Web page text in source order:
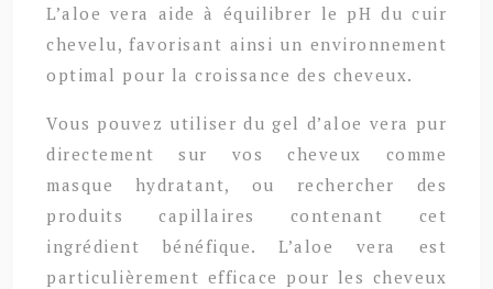
L’aloe vera aide à équilibrer le pH du cuir
chevelu, favorisant ainsi un environnement
optimal pour la croissance des cheveux.
Vous pouvez utiliser du gel d’aloe vera pur
directement sur vos cheveux comme
masque hydratant, ou rechercher des
produits capillaires contenant cet
ingrédient bénéfique. L’aloe vera est
particulièrement efficace pour les cheveux